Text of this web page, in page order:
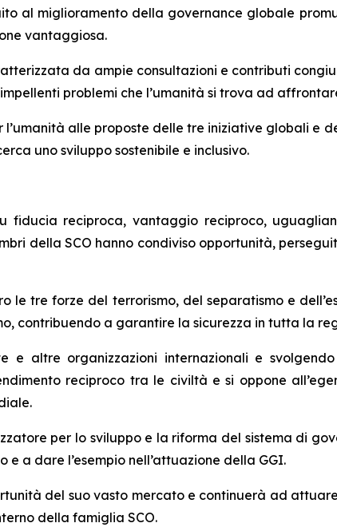
al miglioramento della governance globale
vantaggiosa.
da ampie consultazioni e contributi
problemi che l’umanità si trova ad
alle proposte delle tre iniziative globali e
uno sviluppo sostenibile e inclusivo.
reciproca, vantaggio reciproco,
della SCO hanno condiviso opportunità,
tre forze del terrorismo, del separatismo e
contribuendo a garantire la sicurezza in tutta la
e altre organizzazioni internazionali e
reciproco tra le civiltà e si oppone
per lo sviluppo e la riforma del sistema di
a dare l’esempio nell’attuazione della GGI.
del suo vasto mercato e continuerà ad
della famiglia SCO.